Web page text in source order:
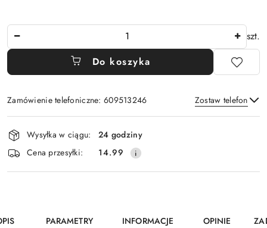
szt.
Do koszyka
Zamówienie telefoniczne: 609513246 Zostaw telefon
Wyślij
Dostępność
i
dostawa
Wysyłka w ciągu:
24 godziny
Cena przesyłki:
14.99
PARAMETRY
INFORMACJE
OPINIE